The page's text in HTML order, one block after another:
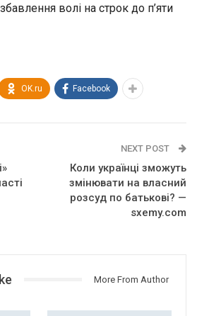
волі на строк до п’яти
OK.ru Facebook
NEXT POST
Коли українці зможуть
змінювати на власний
розсуд по батькові? —
sxemy.com
More From Author